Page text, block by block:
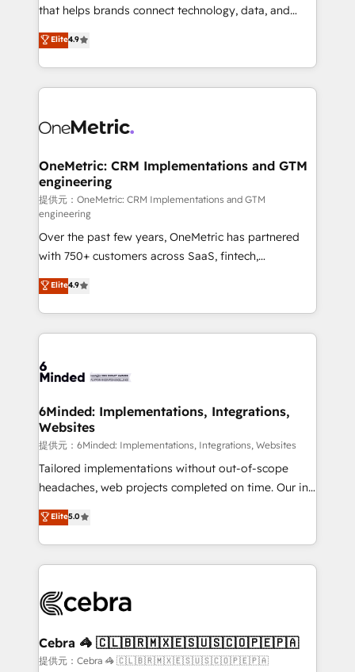
that helps brands connect technology, data, and
creativity to achieve measurable results. Founded in
Barcelona and operating across Spain, LATAM, and
the UK, we support global companies in building
smarter marketing, sales, and customer success
Iberia (Spain & Portugal), we combine human insight
growth. Our multidisciplinary team designs solutions
that simplify complexity, boost performance, and
turn innovation into real impact. 🌍 Highlights •
HubSpot Partner since 2012 • 2022 EMEA Impact
Award: Best Integration • 150+ successful HubSpot
projects • Clients in 30+ industries • Proprietary
technology for integrations • Multilingual team:
English, Spanish, Portuguese & Italian 👉 Grow
smarter with AI and HubSpot.
Elite4.9
OneMetric: CRM Implementations and GTM
engineering
提供元：OneMetric: CRM Implementations and GTM
engineering
Over the past few years, OneMetric has partnered
with 750+ customers across SaaS, fintech,
healthcare, real estate, and other industries. With
150+ HubSpot-certified experts, we deliver scalable
solutions to complex GTM and RevOps challenges.
Our Expertise 🔹 Onboarding & Implementation:
tailored to your GTM motion. 🔹 Migrations:
from other CRMs to HubSpot without data loss or
downtime. 🔹 RevOps Strategy: Align teams,
processes, and data to drive revenue efficiency. 🔹
Integrations: Connect HubSpot with your tech stack
for better adoption. 🔹 Custom Solutions: Build
SOC 2 Type II and ISO 27001 certified, reinforcing
our commitment to data security and compliance. At
Elite4.9
6Minded: Implementations, Integrations,
Websites
提供元：6Minded: Implementations, Integrations, Websites
Tailored implementations without out-of-scope
headaches, web projects completed on time. Our in-
house team of certified CRM architects, experts,
developers, designers, and marketers handles all
aspects of your HubSpot. ✨ 400+ global clients ✨
100+ seamless migrations from 15+ different CRMs
implementations, and 5,000+ pages ✨ CS: Clients
CS: 245% organic growth & +751% new visitors for a
full-funnel HubSpot project ✨ CS: 415% conversion
Elite5.0
Cebra 🦓 🇨🇱🇧🇷🇲🇽🇪🇸🇺🇸🇨🇴🇵🇪🇵🇦
提供元：Cebra 🦓 🇨🇱🇧🇷🇲🇽🇪🇸🇺🇸🇨🇴🇵🇪🇵🇦